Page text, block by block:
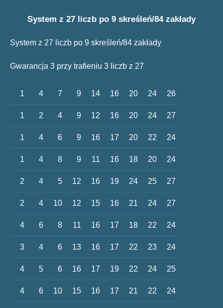
System z 27 liczb po 9 skreśleń/84 zakłady
System z 27 liczb po 9 skreśleń/84 zakłady
Gwarancja 3 przy trafieniu 3 liczb z 27
1 4 7 9 14 16 20 24 26
1 2 4 9 12 16 20 24 27
1 4 6 9 16 17 20 22 24
1 4 8 9 11 16 18 20 24
2 4 5 12 16 19 24 25 27
2 4 10 12 15 16 21 24 27
4 6 8 11 16 17 18 22 24
3 4 6 13 16 17 22 23 24
4 5 6 16 17 19 22 24 25
4 6 10 15 16 17 21 22 24